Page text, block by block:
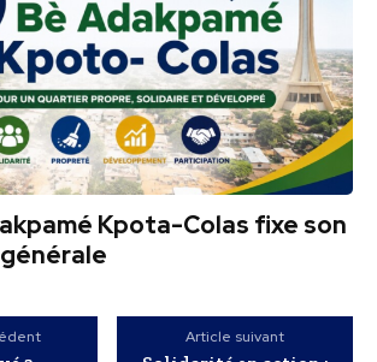
Kpota-Colas fixe son
Article suivant